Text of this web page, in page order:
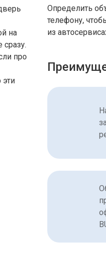
на
сразу.
про
эти
Определить
телефону,
из